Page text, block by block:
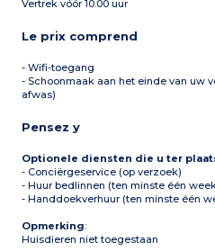
Vertrek vóór 10.00 uur
Le prix comprend
- Wifi-toegang
- Schoonmaak aan het einde van uw
afwas)
Pensez y
Optionele diensten die u ter
- Conciërgeservice (op verzoek)
- Huur bedlinnen (ten minste één
- Handdoekverhuur (ten minste één
Opmerking:
Huisdieren niet toegestaan